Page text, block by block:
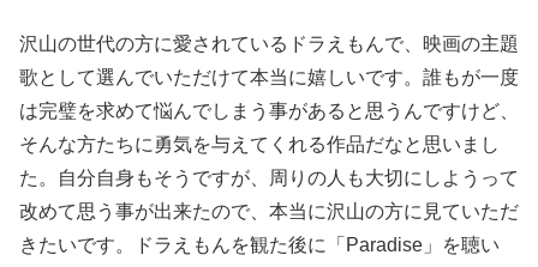
沢山の世代の方に愛されているドラえもんで、映画の主題
歌として選んでいただけて本当に嬉しいです。誰もが一度
は完璧を求めて悩んでしまう事があると思うんですけど、
そんな方たちに勇気を与えてくれる作品だなと思いまし
た。自分自身もそうですが、周りの人も大切にしようって
改めて思う事が出来たので、本当に沢山の方に見ていただ
きたいです。ドラえもんを観た後に「Paradise」を聴い